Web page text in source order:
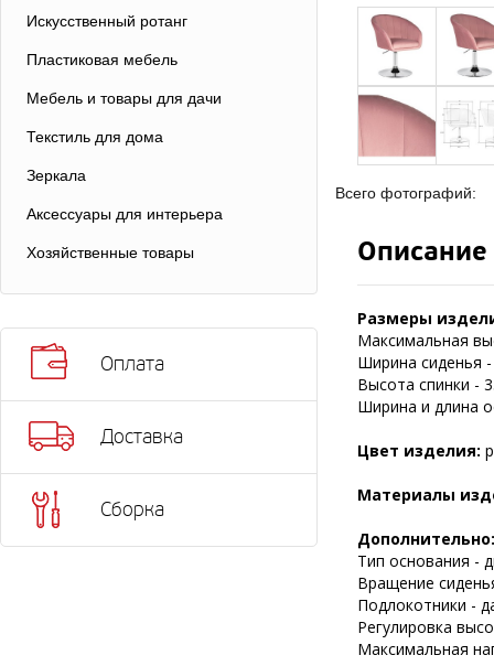
Искусственный ротанг
Пластиковая мебель
Мебель и товары для дачи
Текстиль для дома
Зеркала
Аксессуары для интерьера
Хозяйственные товары
Оплата
Доставка
Сборка
Всего фотографий:
Описание
Размеры
Максимальная
Ширина сиденья
Высота спинки -
Ширина и длина
Цвет изделия:
Материалы
Дополнительно:
Тип основания -
Вращение
Подлокотники -
Регулировка
Максимальная